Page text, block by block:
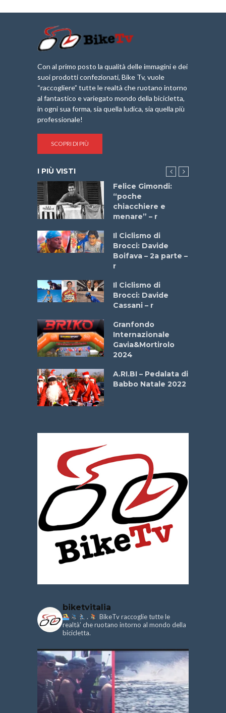
Con al primo posto la qualità delle immagini e dei
suoi prodotti confezionati, Bike Tv, vuole
“raccogliere” tutte le realtà che ruotano intorno
al fantastico e variegato mondo della bicicletta,
in ogni sua forma, sia quella ludica, sia quella più
professionale!
SCOPRI DI PIÙ
I PIÙ VISTI
Felice Gimondi:
“poche
chiacchiere e
menare” – r
Il Ciclismo di
Brocci: Davide
Boifava – 2a parte –
r
Il Ciclismo di
Brocci: Davide
Cassani – r
Granfondo
Internazionale
Gavia&Mortirolo
2024
A.RI.BI – Pedalata di
Babbo Natale 2022
biketvitalia
.
BikeTv raccoglie tutte le
realtà’ che ruotano intorno al mondo della
bicicletta.